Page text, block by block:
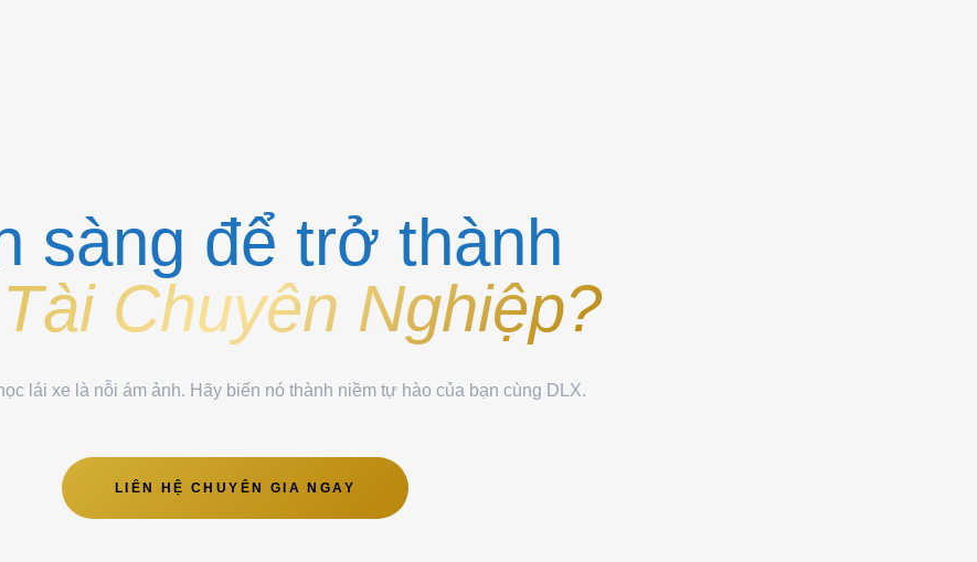
sàng để trở thành
Chuyên Nghiệp?
lái xe là nỗi ám ảnh. Hãy biến nó thành niềm tự hào của bạn cùng DLX.
LIÊN HỆ CHUYÊN GIA NGAY